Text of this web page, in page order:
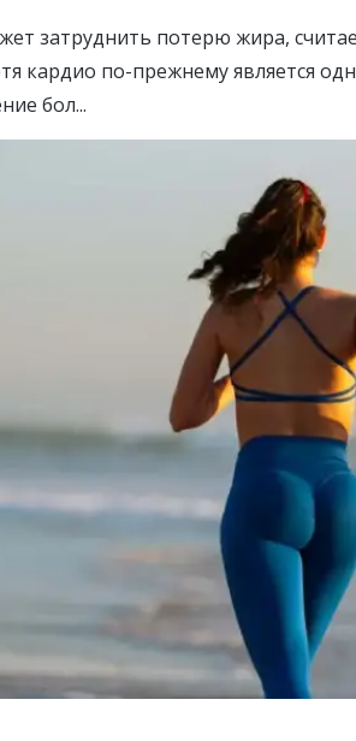
затруднить потерю жира,
кардио по-прежнему является
бол...